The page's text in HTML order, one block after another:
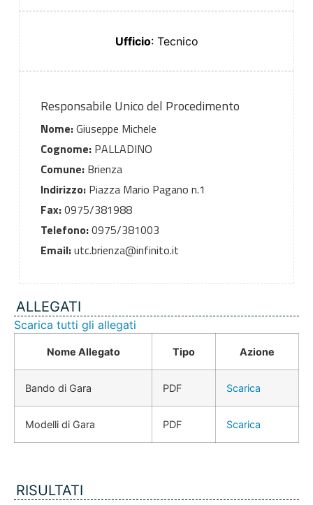
Ufficio: Tecnico
Responsabile Unico del Procedimento
Nome:Giuseppe Michele
Cognome:PALLADINO
Comune:Brienza
Indirizzo:Piazza Mario Pagano n.1
Fax:0975/381988
Telefono:0975/381003
Email:utc.brienza@infinito.it
ALLEGATI
Scarica tutti gli allegati
Nome Allegato Tipo Azione
Bando di Gara PDF Scarica
Modelli di Gara PDF Scarica
RISULTATI